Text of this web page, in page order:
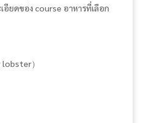
อียดของ course อาหารที่เลือก
lobster）